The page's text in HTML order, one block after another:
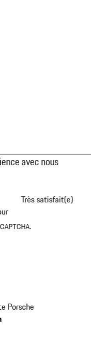
avec nous
Très satisfait(e)
Porsche